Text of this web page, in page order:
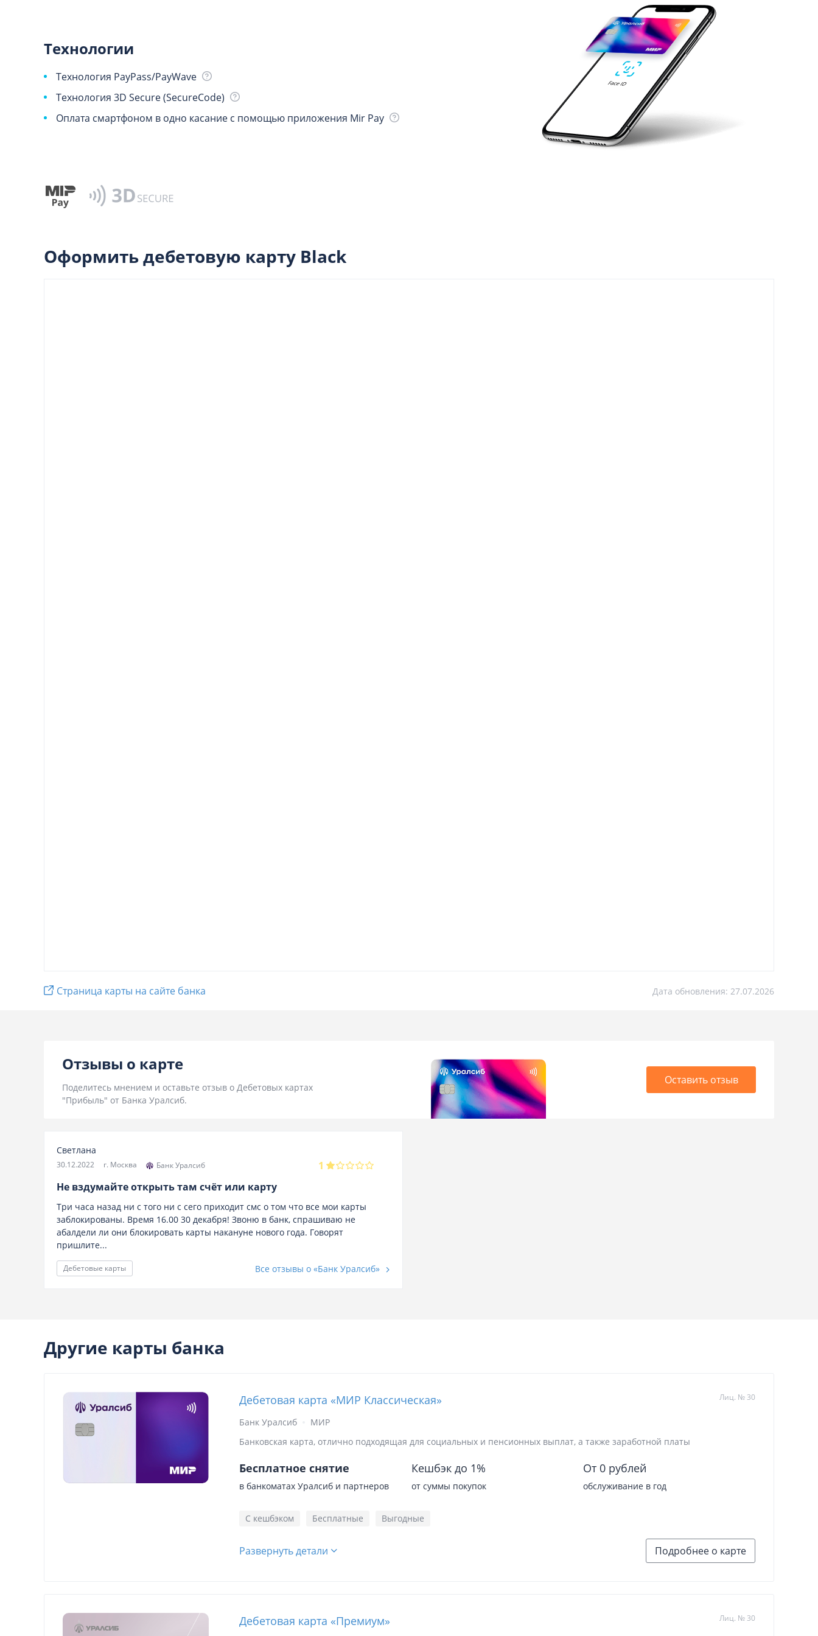
Технологии
Технология PayPass/PayWave
Технология 3D Secure (SecureCode)
Оплата смартфоном в одно касание с помощью приложения Mir Pay
Оформить дебетовую карту Black
Страница карты на сайте банка Дата обновления: 27.07.2026
Отзывы о карте
Поделитесь мнением и оставьте отзыв о Дебетовых картах
"Прибыль" от Банка Уралсиб.
Оставить отзыв
Банк Уралсиб 1
Светлана
30.12.2022 г. Москва
Не вздумайте открыть там счёт или карту
Три часа назад ни с того ни с сего приходит смс о том что все мои карты
заблокированы. Время 16.00 30 декабря! Звоню в банк, спрашиваю не
абалдели ли они блокировать карты накануне нового года. Говорят
пришлите...
Дебетовые карты Все отзывы о «Банк Уралсиб»
Другие карты банка
Дебетовая карта «МИР Классическая»
Банк Уралсиб МИР
Лиц. № 30
Банковская карта, отлично подходящая для социальных и пенсионных выплат, а также заработной платы
Бесплатное снятие
в банкоматах Уралсиб и партнеров
Кешбэк до 1%
от суммы покупок
От 0 рублей
обслуживание в год
С кешбэком Бесплатные Выгодные
Развернуть детали Подробнее о карте
Дебетовая карта «Премиум» Лиц. № 30